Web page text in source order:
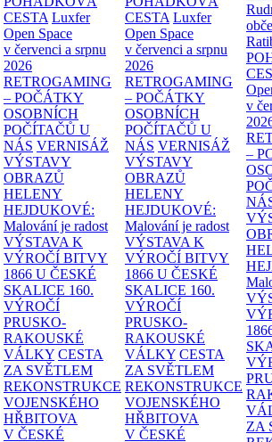
CESTA Luxfer
Open Space
v červenci a srpnu
2026
RETROGAMING
– POČÁTKY
OSOBNÍCH
POČÍTAČŮ U
NÁS VERNISÁŽ
VÝSTAVY
OBRAZŮ
HELENY
HEJDUKOVÉ:
Malování je radost
VÝSTAVA K
VÝROČÍ BITVY
1866 U ČESKÉ
SKALICE 160.
VÝROČÍ
PRUSKO-
RAKOUSKÉ
VÁLKY CESTA
ZA SVĚTLEM
REKONSTRUKCE
VOJENSKÉHO
HŘBITOVA
V ČESKÉ
CESTA Luxfer
Open Space
v červenci a srpnu
2026
RETROGAMING
– POČÁTKY
OSOBNÍCH
POČÍTAČŮ U
NÁS VERNISÁŽ
VÝSTAVY
OBRAZŮ
HELENY
HEJDUKOVÉ:
Malování je radost
VÝSTAVA K
VÝROČÍ BITVY
1866 U ČESKÉ
SKALICE 160.
VÝROČÍ
PRUSKO-
RAKOUSKÉ
VÁLKY CESTA
ZA SVĚTLEM
REKONSTRUKCE
VOJENSKÉHO
HŘBITOVA
V ČESKÉ
v
–
ZA